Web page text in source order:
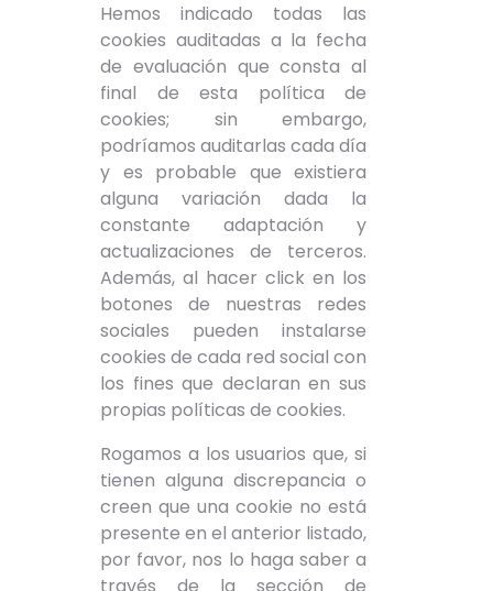
Hemos indicado todas las
cookies auditadas a la fecha
de evaluación que consta al
final de esta política de
cookies; sin embargo,
podríamos auditarlas cada día
y es probable que existiera
alguna variación dada la
constante adaptación y
actualizaciones de terceros.
Además, al hacer click en los
botones de nuestras redes
sociales pueden instalarse
cookies de cada red social con
los fines que declaran en sus
propias políticas de cookies.
Rogamos a los usuarios que, si
tienen alguna discrepancia o
creen que una cookie no está
presente en el anterior listado,
por favor, nos lo haga saber a